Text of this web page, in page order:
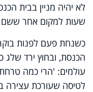
לא יהיה מניין בבית
שעות למקום אחר ששם
כשנחת פעם לפנות
הכנסת, ובחוץ ירד
עולמים: 'הרי כמה
לטיסה שעורכת עצירה